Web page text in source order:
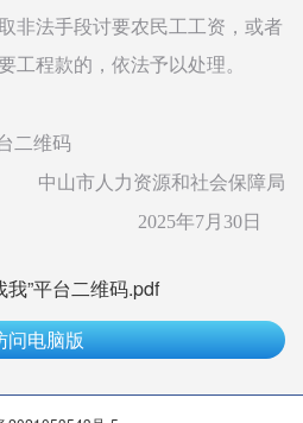
非法手段讨要农民工工资，或者
工程款的，依法予以处理。
二维码
市人力资源和社会保障局
2025年7月30日
我”平台二维码.pdf
问电脑版